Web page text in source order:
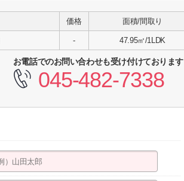
価格 面積/間取り
- 47.95㎡/1LDK
お電話でのお問い合わせも受け付けております
045-482-7338